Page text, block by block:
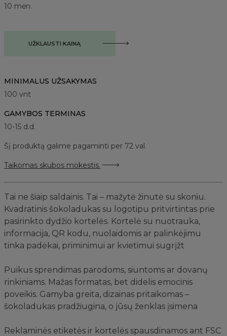
10 mėn.
UŽKLAUSTI KAINĄ
MINIMALUS UŽSAKYMAS
100 vnt
GAMYBOS TERMINAS
10-15 d.d.
Šį produktą galime pagaminti per 72 val.
Taikomas skubos mokestis.
Tai ne šiaip saldainis. Tai – mažytė žinutė su skoniu.
Kvadratinis šokoladukas su logotipu pritvirtintas prie
pasirinkto dydžio kortelės. Kortelė su nuotrauka,
informacija, QR kodu, nuolaidomis ar palinkėjimu
tinka padėkai, priminimui ar kvietimui sugrįžt
Puikus sprendimas parodoms, siuntoms ar dovanų
rinkiniams. Mažas formatas, bet didelis emocinis
poveikis. Gamyba greita, dizainas pritaikomas –
šokoladukas pradžiugina, o jūsų ženklas įsimena
Reklaminės etiketės ir kortelės spausdinamos ant FSC